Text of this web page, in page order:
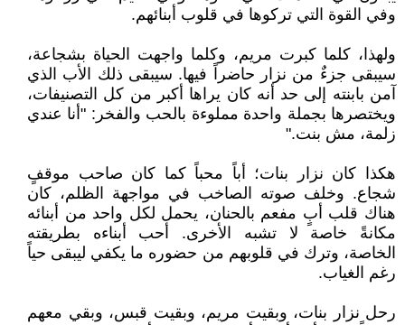
وفي القوة التي تركوها في قلوب أبنائهم.
ولهذا، كلما كبرت مريم، وكلما واجهت الحياة بشجاعة،
سيبقى جزءٌ من نزار حاضراً فيها. سيبقى ذلك الأب الذي
آمن بابنته إلى حد أنه كان يراها أكبر من كل التصنيفات،
ويختصرها بجملة واحدة مملوءة بالحب والفخر: "أنا عندي
زلمة، مش بنت."
هكذا كان نزار بنات؛ أباً محباً كما كان صاحب موقفٍ
شجاع. وخلف صوته الصاخب في مواجهة الظلم، كان
هناك قلب أبٍ مفعم بالحنان، يحمل لكل واحد من أبنائه
مكانةً خاصة لا تشبه الأخرى. أحب أبناءه بطريقته
الخاصة، وترك في قلوبهم من حضوره ما يكفي ليبقى حياً
رغم الغياب.
رحل نزار بنات، وبقيت مريم، وبقيت قبس، وبقي معهم